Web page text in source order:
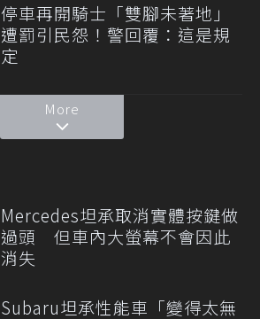
停車再開騎士「雙腳未著地」
遭罰引民怨！警回覆：這是規
定
More
Mercedes坦承取消實體按鍵做
過頭 但車內大螢幕不會因此
消失
Subaru坦承性能車「變得太無